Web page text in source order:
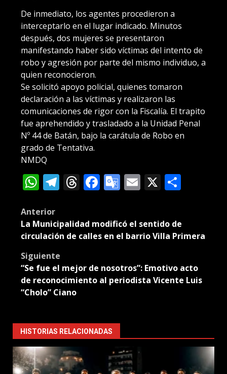
De inmediato, los agentes procedieron a
interceptarlo en el lugar indicado. Minutos
después, dos mujeres se presentaron
manifestando haber sido víctimas del intento de
robo y agresión por parte del mismo individuo, a
quien reconocieron.
Se solicitó apoyo policial, quienes tomaron
declaración a las víctimas y realizaron las
comunicaciones de rigor con la Fiscalía. El trapito
fue aprehendido y trasladado a la Unidad Penal
Nº 44 de Batán, bajo la carátula de Robo en
grado de Tentativa.
NMDQ
WhatsApp
Telegram
Threads
Facebook
Google
Email
X
Post
navigation
Anterior
La Municipalidad modificó el sentido de
circulación de calles en el barrio Villa Primera
Siguiente
“Se fue el mejor de nosotros”: Emotivo acto
de reconocimiento al periodista Vicente Luis
“Cholo” Ciano
HISTORIAS RELACIONADAS